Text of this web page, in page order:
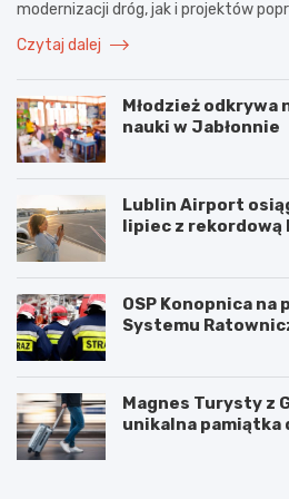
modernizacji dróg, jak i projektów
Czytaj dalej
Młodzież
nauki w Jabłonnie
Lublin Airport
lipiec z rekordową
OSP Konopnica na
Systemu
Magnes Turysty z
unikalna pamiątka
N
P